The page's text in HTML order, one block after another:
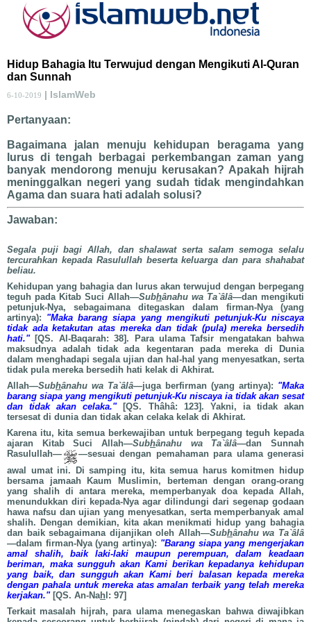
Hidup Bahagia Itu Terwujud dengan Mengikuti Al-Quran
dan Sunnah
6-10-2019 | IslamWeb
Pertanyaan:
Bagaimana jalan menuju kehidupan beragama yang
lurus di tengah berbagai perkembangan zaman yang
banyak mendorong menuju kerusakan? Apakah hijrah
meninggalkan negeri yang sudah tidak mengindahkan
Agama dan suara hati adalah solusi?
Jawaban:
Segala puji bagi Allah, dan shalawat serta salam semoga selalu
tercurahkan kepada Rasulullah beserta keluarga dan para shahabat
beliau.
Kehidupan yang bahagia dan lurus akan terwujud dengan berpegang
teguh pada Kitab Suci Allah—Subhânahu wa Ta`âlâ—dan mengikuti
petunjuk-Nya, sebagaimana ditegaskan dalam firman-Nya (yang
artinya): "Maka barang siapa yang mengikuti petunjuk-Ku niscaya
tidak ada ketakutan atas mereka dan tidak (pula) mereka bersedih
hati."[QS. Al-Baqarah: 38]. Para ulama Tafsir mengatakan bahwa
maksudnya adalah tidak ada kegentaran pada mereka di Dunia
dalam menghadapi segala ujian dan hal-hal yang menyesatkan, serta
tidak pula mereka bersedih hati kelak di Akhirat.
Allah—Subhânahu wa Ta`âlâ—juga berfirman (yang artinya): "Maka
barang siapa yang mengikuti petunjuk-Ku niscaya ia tidak akan sesat
dan tidak akan celaka."[QS. Thâhâ: 123]. Yakni, ia tidak akan
tersesat di dunia dan tidak akan celaka kelak di Akhirat.
Karena itu, kita semua berkewajiban untuk berpegang teguh kepada
ajaran Kitab Suci Allah—Subhânahu wa Ta`âlâ—dan Sunnah
Rasulullah—
—sesuai dengan pemahaman para ulama generasi
awal umat ini. Di samping itu, kita semua harus komitmen hidup
bersama jamaah Kaum Muslimin, berteman dengan orang-orang
yang shalih di antara mereka, memperbanyak doa kepada Allah,
menundukkan diri kepada-Nya agar dilindungi dari segenap godaan
hawa nafsu dan ujian yang menyesatkan, serta memperbanyak amal
shalih. Dengan demikian, kita akan menikmati hidup yang bahagia
dan baik sebagaimana dijanjikan oleh Allah—Subhânahu wa Ta`âlâ
—dalam firman-Nya (yang artinya): "Barang siapa yang mengerjakan
amal shalih, baik laki-laki maupun perempuan, dalam keadaan
beriman, maka sungguh akan Kami berikan kepadanya kehidupan
yang baik, dan sungguh akan Kami beri balasan kepada mereka
dengan pahala untuk mereka atas amalan terbaik yang telah mereka
kerjakan."[QS. An-Nah l: 97]
Terkait masalah hijrah, para ulama menegaskan bahwa diwajibkan